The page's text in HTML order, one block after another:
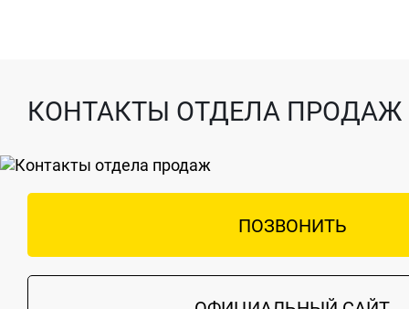
КОНТАКТЫ ОТДЕЛА ПРОДАЖ
ПОЗВОНИТЬ